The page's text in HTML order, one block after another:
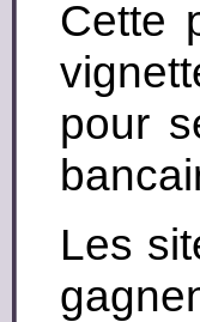
Cette
pour
Les